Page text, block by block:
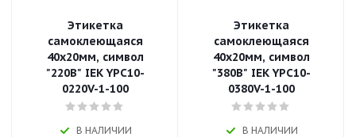
Этикетка
самоклеющаяся
40х20мм, символ
"220В" IEK YPC10-
0220V-1-100
В НАЛИЧИИ
Этикетка
самоклеющаяся
40х20мм, символ
"380В" IEK YPC10-
0380V-1-100
В НАЛИЧИИ